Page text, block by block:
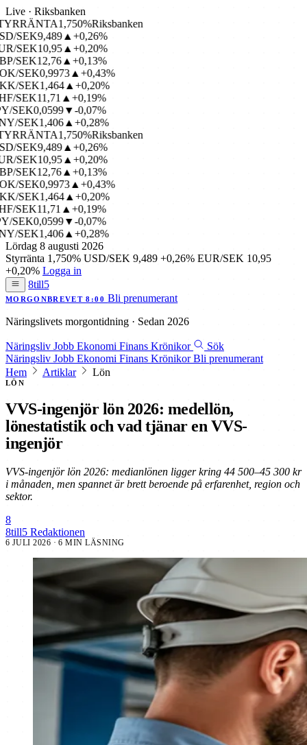
Live · Riksbanken
1,750%Riksbanken
SEK9,489▲+0,26%
SEK10,95▲+0,20%
SEK12,76▲+0,13%
SEK0,9973▲+0,43%
SEK1,464▲+0,20%
SEK11,71▲+0,19%
SEK0,0599▼-0,07%
SEK1,406▲+0,28%
1,750%Riksbanken
SEK9,489▲+0,26%
SEK10,95▲+0,20%
SEK12,76▲+0,13%
SEK0,9973▲+0,43%
SEK1,464▲+0,20%
SEK11,71▲+0,19%
SEK0,0599▼-0,07%
SEK1,406▲+0,28%
Lördag 8 augusti 2026
Styrränta 1,750% USD/SEK 9,489 +0,26% EUR/SEK 10,95
+0,20% Logga in
8till5
MORGONBREVET 8:00 Bli prenumerant
Näringslivets morgontidning · Sedan 2026
Näringsliv Jobb Ekonomi Finans Krönikor
Sök
Näringsliv Jobb Ekonomi Finans KrönikorBli prenumerant
Hem
Artiklar Lön
LÖN
VVS-ingenjör lön 2026: medellön,
lönestatistik och vad tjänar en VVS-
ingenjör
VVS-ingenjör lön 2026: medianlönen ligger kring 44 500–45 300 kr
i månaden, men spannet är brett beroende på erfarenhet, region och
sektor.
8
8till5 Redaktionen
6 JULI 2026 · 6 MIN LÄSNING